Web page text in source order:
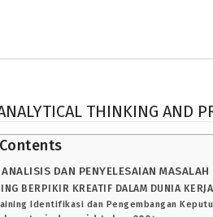
THINKING AND
DAN PENYELESAIAN MASALAH
BERPIKIR KREATIF DALAM DUNIA KERJA
Identifikasi dan Pengembangan